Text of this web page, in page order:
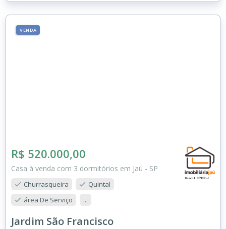
VENDA
R$ 520.000,00
Casa à venda com 3 dormitórios em Jaú - SP
Churrasqueira
Quintal
área De Serviço
...
Jardim São Francisco